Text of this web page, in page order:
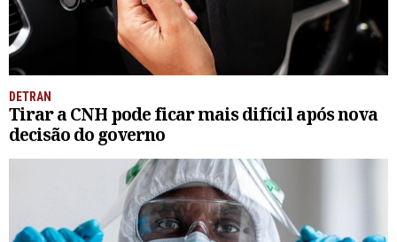
DETRAN
Tirar a CNH pode ficar mais difícil após nova
decisão do governo